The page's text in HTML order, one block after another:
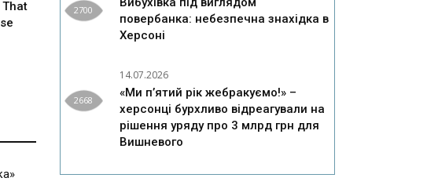
2700
повербанка: небезпечна знахідка в
Херсоні
2668
14.07.2026
«Ми п’ятий рік жебракуємо!» –
херсонці бурхливо відреагували на
рішення уряду про 3 млрд грн для
Вишневого